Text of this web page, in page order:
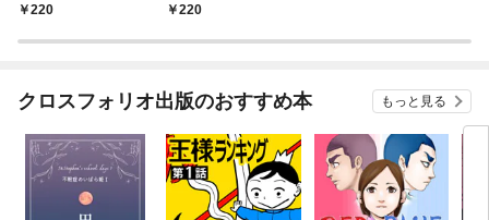
220
220
クロスフォリオ出版のおすすめ本 もっと見る